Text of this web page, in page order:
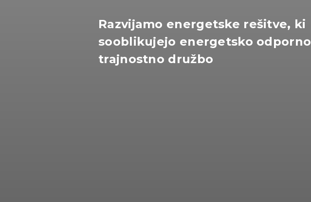
Razvijamo energetske rešitve, ki
sooblikujejo energetsko odporno
trajnostno družbo